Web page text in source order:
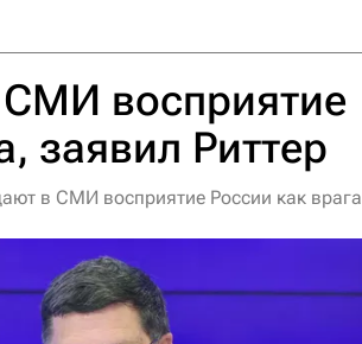
СМИ восприятие
заявил Риттер
в СМИ восприятие России как врага